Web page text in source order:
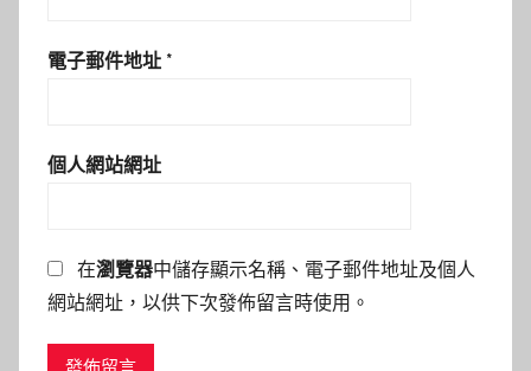
電子郵件地址 *
個人網站網址
在瀏覽器中儲存顯示名稱、電子郵件地址及個人
網站網址，以供下次發佈留言時使用。